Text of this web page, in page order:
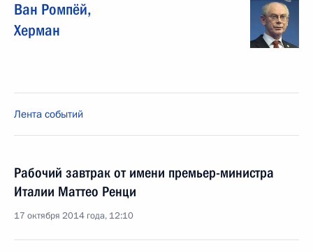
Ван Ромпёй,
Херман
Лента событий
Рабочий завтрак от имени премьер-министра
Италии Маттео Ренци
17 октября 2014 года, 12:10